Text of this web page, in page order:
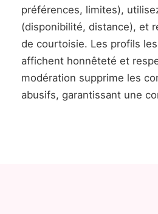
préférences, limites),
(disponibilité, distance), et
de courtoisie. Les profils
affichent honnêteté et
modération supprime les
abusifs, garantissant une